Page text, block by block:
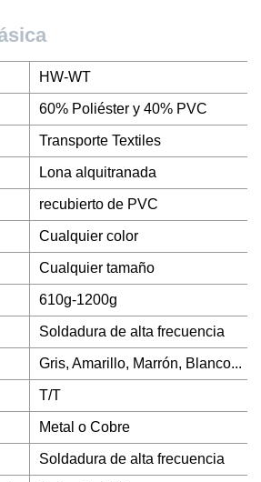
HW-WT
60% Poliéster y 40% PVC
Transporte Textiles
Lona alquitranada
recubierto de PVC
Cualquier color
Cualquier tamaño
610g-1200g
Soldadura de alta frecuencia
Gris, Amarillo, Marrón, Blanco...
T/T
Metal o Cobre
Soldadura de alta frecuencia